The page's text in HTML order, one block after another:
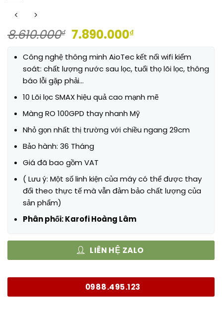
8.610.000₫ Giá
là:
8.610.000₫.
7.890.000₫Giá
tại
là:
Công nghệ thông minh AioTec kết nối wifi kiểm
soát: chất lượng nước sau lọc, tuổi thọ lõi lọc, thông
báo lỗi gặp phải…
10 Lõi lọc SMAX hiệu quả cao mạnh mẽ
Màng RO 100GPD thay nhanh Mỹ
Nhỏ gọn nhất thị trường với chiều ngang 29cm
Bảo hành: 36 Tháng
Giá đã bao gồm VAT
( Lưu ý: Một số linh kiện của máy có thể được thay
đổi theo thực tế mà vẫn đảm bảo chất lượng của
sản phẩm)
Phân phối:Karofi Hoàng Lâm
LIÊN HỆ ZALO
0988.495.123